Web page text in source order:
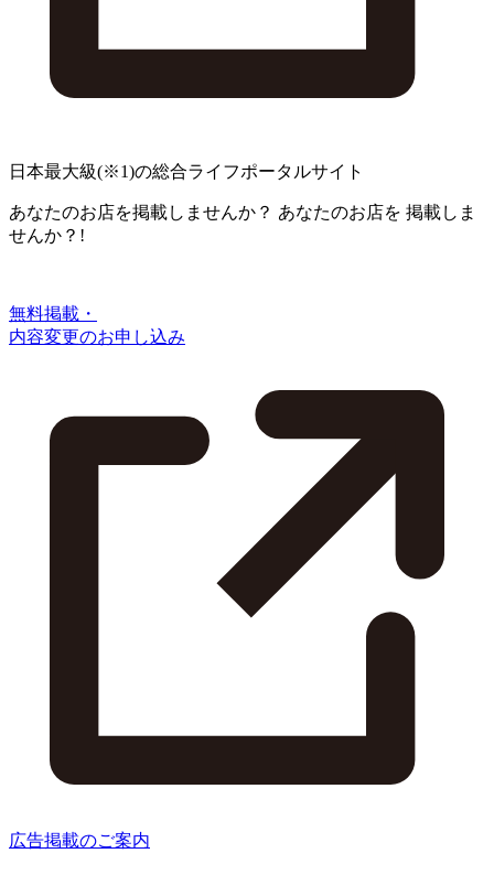
日本最大級(※1)の総合ライフポータルサイト
あなたのお店を掲載しませんか？ あなたのお店を 掲載しま
せんか？!
無料掲載・
内容変更のお申し込み
広告掲載のご案内